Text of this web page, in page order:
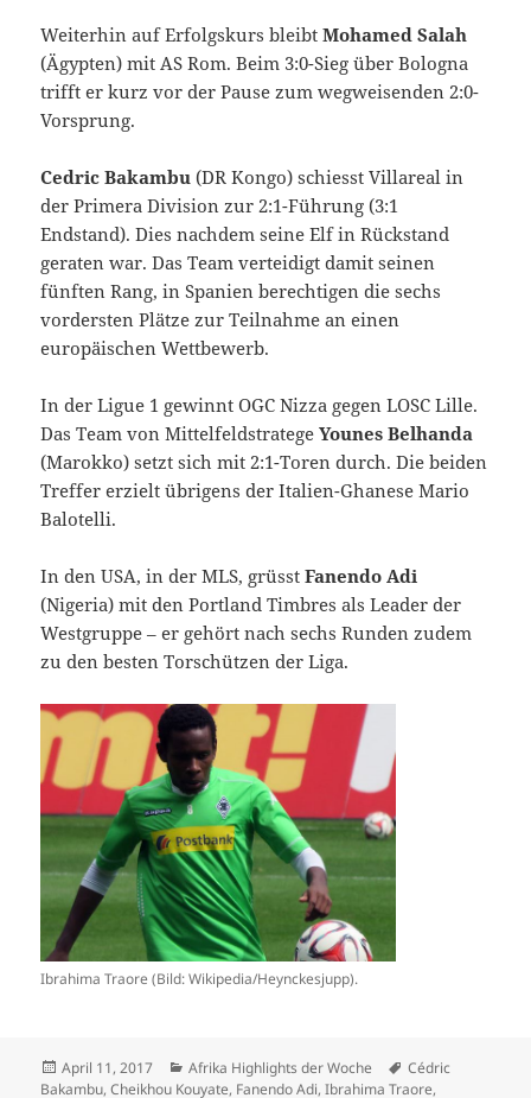
Weiterhin auf Erfolgskurs bleibtMohamed Salah
(Ägypten) mit AS Rom. Beim 3:0-Sieg über Bologna
trifft er kurz vor der Pause zum wegweisenden 2:0-
Vorsprung.
Cedric Bakambu (DR Kongo) schiesst Villareal in
der Primera Division zur 2:1-Führung (3:1
Endstand). Dies nachdem seine Elf in Rückstand
geraten war. Das Team verteidigt damit seinen
fünften Rang, in Spanien berechtigen die sechs
vordersten Plätze zur Teilnahme an einen
europäischen Wettbewerb.
In der Ligue 1 gewinnt OGC Nizza gegen LOSC Lille.
Das Team von MittelfeldstrategeYounes Belhanda
(Marokko) setzt sich mit 2:1-Toren durch. Die beiden
Treffer erzielt übrigens der Italien-Ghanese Mario
Balotelli.
In den USA, in der MLS, grüsstFanendo Adi
(Nigeria) mit den Portland Timbres als Leader der
Westgruppe – er gehört nach sechs Runden zudem
zu den besten Torschützen der Liga.
Ibrahima Traore (Bild: Wikipedia/Heynckesjupp).
Veröffentlicht
am
April 11, 2017 Kategorien
Afrika Highlights der Woche Schlagwörter
Cédric
Bakambu,Cheikhou Kouyate, Fanendo Adi,Ibrahima Traore,